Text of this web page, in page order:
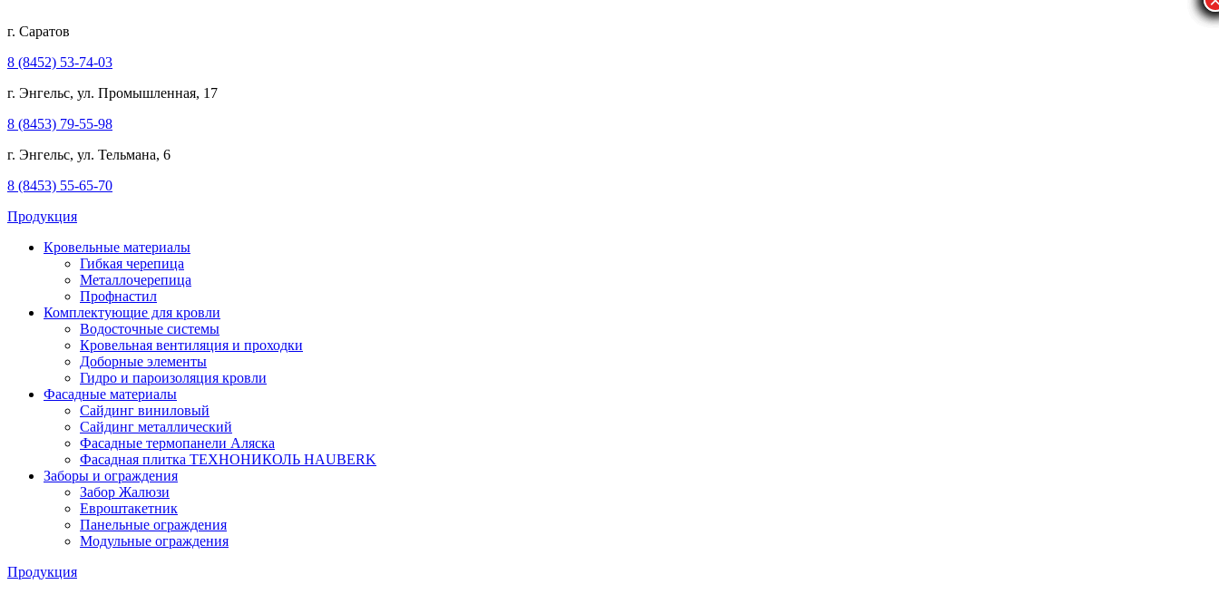
г. Саратов
8 (8452) 53-74-03
г. Энгельс, ул. Промышленная, 17
8 (8453) 79-55-98
г. Энгельс, ул. Тельмана, 6
8 (8453) 55-65-70
Продукция
Кровельные материалы
Гибкая черепица
Металлочерепица
Профнастил
Комплектующие для кровли
Водосточные системы
Кровельная вентиляция и проходки
Доборные элементы
Гидро и пароизоляция кровли
Фасадные материалы
Сайдинг виниловый
Сайдинг металлический
Фасадные термопанели Аляска
Фасадная плитка ТЕХНОНИКОЛЬ HAUBERK
Заборы и ограждения
Забор Жалюзи
Евроштакетник
Панельные ограждения
Модульные ограждения
Продукция